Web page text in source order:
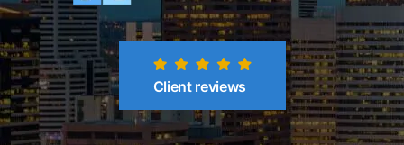
Client reviews